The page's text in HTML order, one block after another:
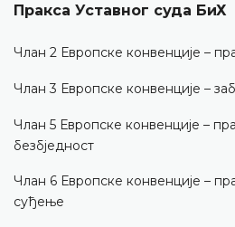
Пракса Уставног суда БиХ
Члан 2 Европске конвенције –
Члан 3 Европске конвенције –
Члан 5 Европске конвенције –
безбједност
Члан 6 Европске конвенције –
суђење